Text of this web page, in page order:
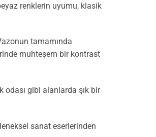
renklerin uyumu, klasik
tamamında
muhteşem bir kontrast
odası gibi alanlarda şık bir
sanat eserlerinden